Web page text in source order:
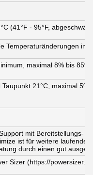
(41°F - 95°F,
Temperaturänderungen in
maximal 8% bis
Taupunkt 21°C, maximal
mit Bereitstellungs-
ist für weitere laufende
durch einen gut
Sizer (https://